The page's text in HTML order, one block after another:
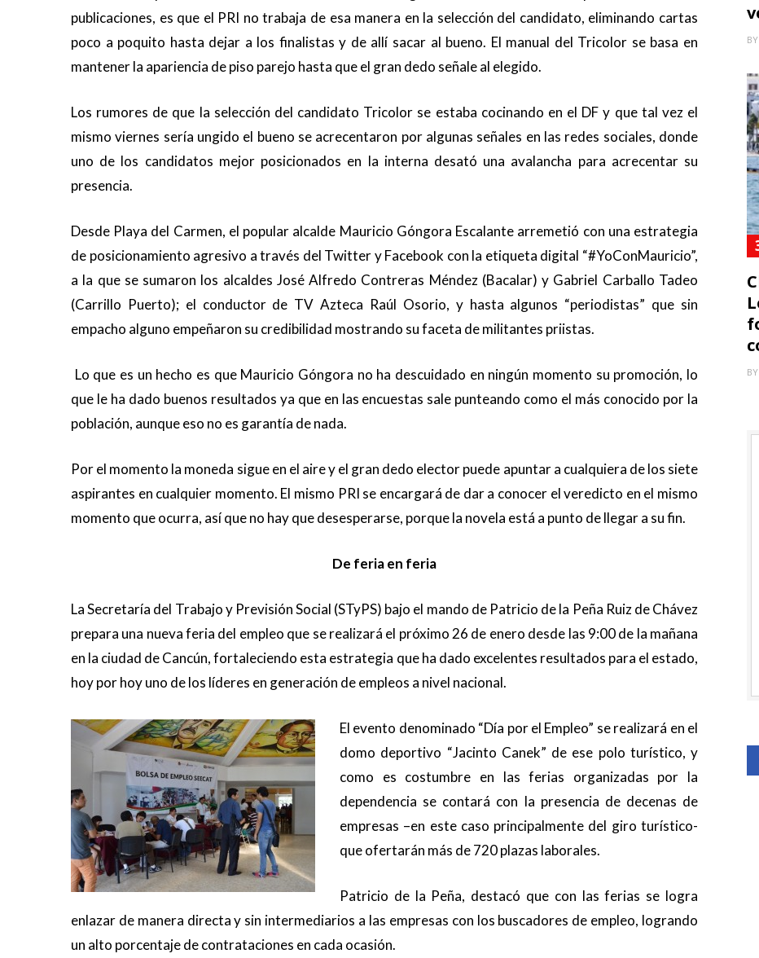
publicaciones, es que el PRI no trabaja de esa manera en la selección del candidato, eliminando cartas
poco a poquito hasta dejar a los finalistas y de allí sacar al bueno. El manual del Tricolor se basa en
mantener la apariencia de piso parejo hasta que el gran dedo señale al elegido.
Los rumores de que la selección del candidato Tricolor se estaba cocinando en el DF y que tal vez el
mismo viernes sería ungido el bueno se acrecentaron por algunas señales en las redes sociales, donde
uno de los candidatos mejor posicionados en la interna desató una avalancha para acrecentar su
presencia.
Desde Playa del Carmen, el popular alcalde Mauricio Góngora Escalante arremetió con una estrategia
de posicionamiento agresivo a través del Twitter y Facebook con la etiqueta digital “#YoConMauricio”,
a la que se sumaron los alcaldes José Alfredo Contreras Méndez (Bacalar) y Gabriel Carballo Tadeo
(Carrillo Puerto); el conductor de TV Azteca Raúl Osorio, y hasta algunos “periodistas” que sin
empacho alguno empeñaron su credibilidad mostrando su faceta de militantes priistas.
Lo que es un hecho es que Mauricio Góngora no ha descuidado en ningún momento su promoción, lo
que le ha dado buenos resultados ya que en las encuestas sale punteando como el más conocido por la
población, aunque eso no es garantía de nada.
Por el momento la moneda sigue en el aire y el gran dedo elector puede apuntar a cualquiera de los siete
aspirantes en cualquier momento. El mismo PRI se encargará de dar a conocer el veredicto en el mismo
momento que ocurra, así que no hay que desesperarse, porque la novela está a punto de llegar a su fin.
De feria en feria
La Secretaría del Trabajo y Previsión Social (STyPS) bajo el mando de Patricio de la Peña Ruiz de Chávez
prepara una nueva feria del empleo que se realizará el próximo 26 de enero desde las 9:00 de la mañana
en la ciudad de Cancún, fortaleciendo esta estrategia que ha dado excelentes resultados para el estado,
hoy por hoy uno de los líderes en generación de empleos a nivel nacional.
El evento denominado “Día por el Empleo” se realizará en el
domo deportivo “Jacinto Canek” de ese polo turístico, y
como es costumbre en las ferias organizadas por la
dependencia se contará con la presencia de decenas de
empresas –en este caso principalmente del giro turístico-
que ofertarán más de 720 plazas laborales.
Patricio de la Peña, destacó que con las ferias se logra
enlazar de manera directa y sin intermediarios a las empresas con los buscadores de empleo, logrando
un alto porcentaje de contrataciones en cada ocasión.
BY
BY